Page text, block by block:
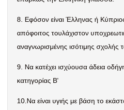
8. Εφόσον είναι Έλληνας ή
απόφοιτος τουλάχιστον
αναγνωρισμένης ισότιμης σχολής
9. Να κατέχει ισχύουσα άδεια
κατηγορίας Β'
10.Να είναι υγιής με βάση το